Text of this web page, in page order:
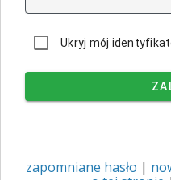
Ukryj mój
zapomniane hasło |